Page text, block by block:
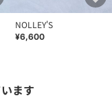
NOLLEY'S
¥6,600